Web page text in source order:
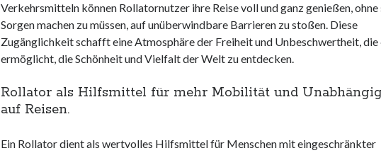
Verkehrsmitteln können Rollatornutzer ihre Reise voll und ganz genießen, ohne
Sorgen machen zu müssen, auf unüberwindbare Barrieren zu stoßen. Diese
Zugänglichkeit schafft eine Atmosphäre der Freiheit und Unbeschwertheit, die
ermöglicht, die Schönheit und Vielfalt der Welt zu entdecken.
Rollator als Hilfsmittel für mehr Mobilität und
auf Reisen.
Ein Rollator dient als wertvolles Hilfsmittel für Menschen mit eingeschränkter